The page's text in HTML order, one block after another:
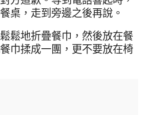
桌，走到旁邊之後再說。
鬆地折疊餐巾，然後放在餐
巾揉成一團，更不要放在椅